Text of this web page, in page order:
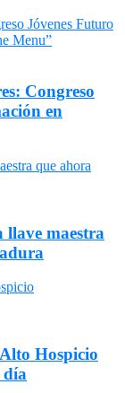
Congreso
en
maestra
Hospicio
día